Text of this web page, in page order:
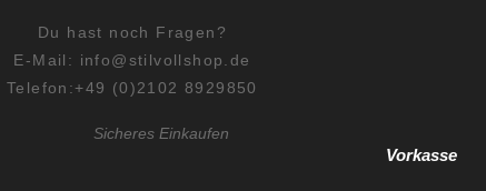
Sicheres Einkaufen
Du hast noch Fragen?
E-Mail: info@stilvollshop.de
Telefon:+49 (0)2102 8929850
Vorkasse